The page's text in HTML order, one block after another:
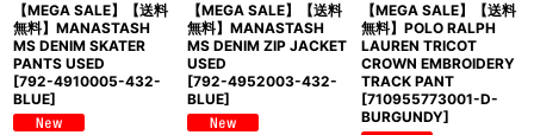
【MEGA SALE】【送料
無料】MANASTASH
MS DENIM SKATER
PANTS USED
[792-4910005-432-
BLUE]
【MEGA SALE】【送料
無料】MANASTASH
MS DENIM ZIP JACKET
USED
[792-4952003-432-
BLUE]
【MEGA SALE】【送料
無料】POLO RALPH
LAUREN TRICOT
CROWN EMBROIDERY
TRACK PANT
[710955773001-D-
BURGUNDY]